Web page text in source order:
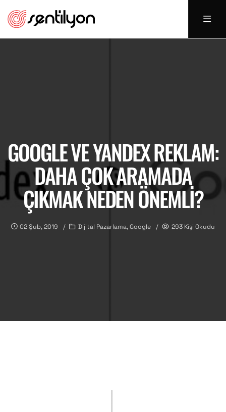
GOOGLE VE YANDEX REKLAM:
DAHA ÇOK ARAMADA
ÇIKMAK NEDEN ÖNEMLI?
02 Şub, 2019 Dijital Pazarlama, Google 293 Kişi Okudu